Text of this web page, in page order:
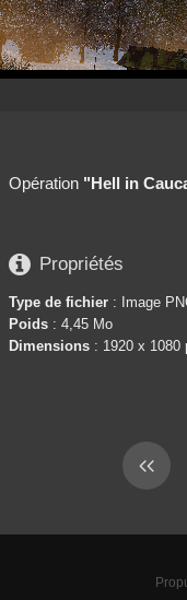
Opération "Hell in
 Propriétés
Type de fichier : Image
Poids : 4,45 Mo
Dimensions : 1920 x 1080